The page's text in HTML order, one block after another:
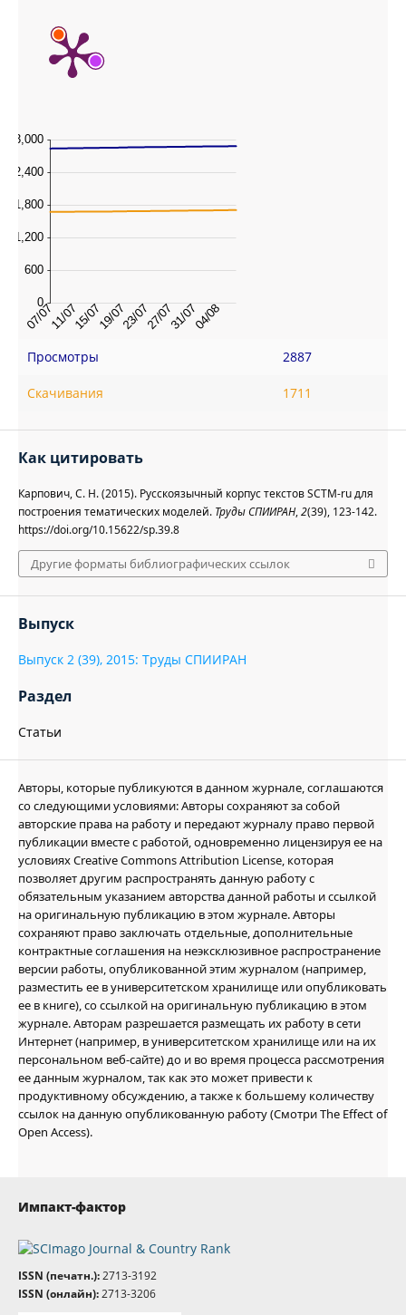
Просмотры 2887
Скачивания 1711
Как цитировать
Карпович, С. Н. (2015). Русскоязычный корпус текстов SCTM-ru для
построения тематических моделей. Труды СПИИРАН,2(39), 123-142.
https://doi.org/10.15622/sp.39.8
Другие форматы библиографических ссылок
Выпуск
Выпуск 2 (39), 2015: Труды СПИИРАН
Раздел
Статьи
Авторы, которые публикуются в данном журнале, соглашаются
со следующими условиями: Авторы сохраняют за собой
авторские права на работу и передают журналу право первой
публикации вместе с работой, одновременно лицензируя ее на
условиях Creative Commons Attribution License, которая
позволяет другим распространять данную работу с
обязательным указанием авторства данной работы и ссылкой
на оригинальную публикацию в этом журнале. Авторы
сохраняют право заключать отдельные, дополнительные
контрактные соглашения на неэксклюзивное распространение
версии работы, опубликованной этим журналом (например,
разместить ее в университетском хранилище или опубликовать
ее в книге), со ссылкой на оригинальную публикацию в этом
журнале. Авторам разрешается размещать их работу в сети
Интернет (например, в университетском хранилище или на их
персональном веб-сайте) до и во время процесса рассмотрения
ее данным журналом, так как это может привести к
продуктивному обсуждению, а также к большему количеству
ссылок на данную опубликованную работу (Смотри The Effect of
Open Access).
Импакт-фактор
ISSN (печатн.):2713-3192
ISSN (онлайн):2713-3206